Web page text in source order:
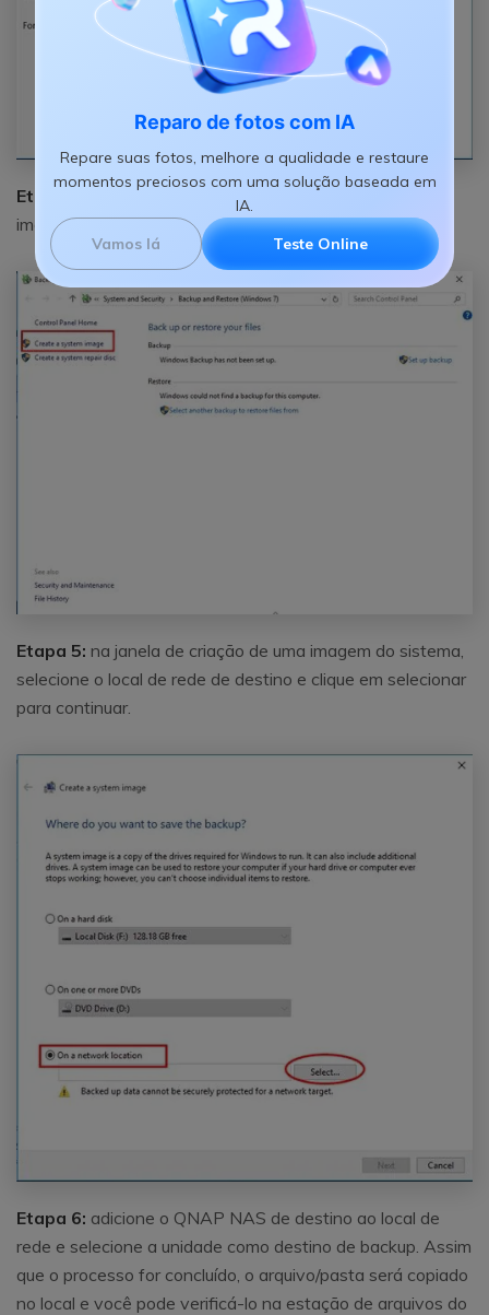
Reparo de fotos com IA
Repare suas fotos, melhore a qualidade e restaure
momentos preciosos com uma solução baseada em
IA.
Vamos lá
Teste Online
Etapa 4:
a próxima etapa é selecionar a criação de uma
imagem do sistema.
Etapa 5: na janela de criação de uma imagem do sistema,
selecione o local de rede de destino e clique em selecionar
para continuar.
Etapa 6: adicione o QNAP NAS de destino ao local de
rede e selecione a unidade como destino de backup. Assim
que o processo for concluído, o arquivo/pasta será copiado
no local e você pode verificá-lo na estação de arquivos do